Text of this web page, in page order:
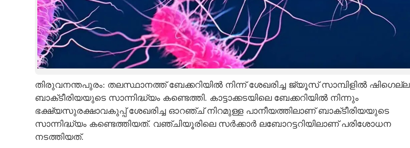
LITERATURE
തിരുവനന്തപുരം: തലസ്ഥാനത്ത് ബേക്കറിയിൽ നിന്ന് ശേഖരിച്ച ജ്യൂസ് സാമ്പിളിൽ ഷിഗെല്ല
ബാക്‌ടീരിയയുടെ സാന്നിദ്ധ്യം കണ്ടെത്തി. കാട്ടാക്കടയിലെ ബേക്കറിയിൽ നിന്നും
ഭക്ഷ്യസുരക്ഷാവകുപ്പ് ശേഖരിച്ച ഓറഞ്ച് നിറമുള്ള പാനീയത്തിലാണ് ബാക്‌ടീരിയയുടെ
സാന്നിദ്ധ്യം കണ്ടെത്തിയത്. വഞ്ചിയൂരിലെ സർക്കാർ ലബോറട്ടറിയിലാണ് പരിശോധന
നടത്തിയത്.